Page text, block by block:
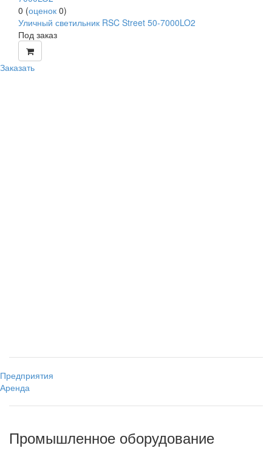
0 (оценок 0)
Уличный светильник RSC Street 50-7000LO2
Под заказ
Заказать
Предприятия
Аренда
Промышленное оборудование